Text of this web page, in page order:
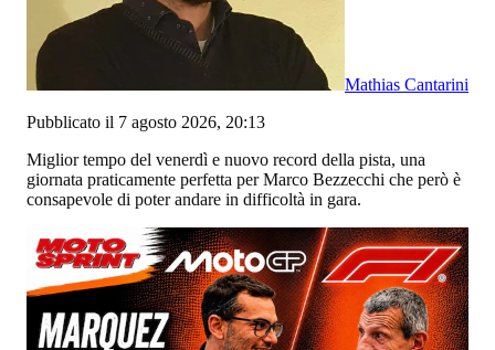
Mathias Cantarini
Pubblicato il 7 agosto 2026, 20:13
Miglior tempo del venerdì e nuovo record della pista, una
giornata praticamente perfetta per Marco Bezzecchi che però è
consapevole di poter andare in difficoltà in gara.